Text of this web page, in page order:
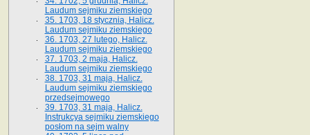
Laudum sejmiku ziemskiego
35. 1703, 18 stycznia, Halicz.
Laudum sejmiku ziemskiego
36. 1703, 27 lutego, Halicz.
Laudum sejmiku ziemskiego
37. 1703, 2 maja, Halicz.
Laudum sejmiku ziemskiego
38. 1703, 31 maja, Halicz.
Laudum sejmiku ziemskiego
przedsejmowego
39. 1703, 31 maja, Halicz.
Instrukcya sejmiku ziemskiego
posłom na sejm walny